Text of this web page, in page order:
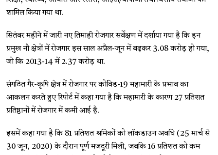
शामिल किया गया था.
सितंबर महीने में जारी नए तिमाही रोजगार सर्वेक्षण में दर्शाया गया है कि इन
प्रमुख नौ क्षेत्रों में रोजगार इस साल अप्रैल-जून में बढ़कर 3.08 करोड़ हो गया,
जो कि 2013-14 में 2.37 करोड़ था.
संगठित गैर-कृषि क्षेत्र में रोजगार पर कोविड-19 महामारी के प्रभाव का
आकलन करते हुए रिपोर्ट में कहा गया है कि महामारी के कारण 27 प्रतिशत
प्रतिष्ठानों में रोजगार में कमी आई है.
इसमें कहा गया है कि 81 प्रतिशत श्रमिकों को लॉकडाउन अवधि (25 मार्च से
30 जून, 2020) के दौरान पूर्ण मजदूरी मिली, जबकि 16 प्रतिशत को कम